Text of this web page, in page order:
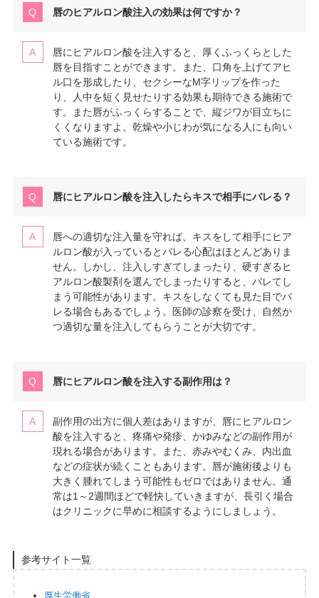
唇のヒアルロン酸注入の効果は何ですか？
唇にヒアルロン酸を注入すると、厚くふっくらとした
唇を目指すことができます。また、口角を上げてアヒ
ル口を形成したり、セクシーなM字リップを作った
り、人中を短く見せたりする効果も期待できる施術で
す。また唇がふっくらすることで、縦ジワが目立ちに
くくなりますよ。乾燥や小じわが気になる人にも向い
ている施術です。
唇にヒアルロン酸を注入したらキスで相手にバレる？
唇への適切な注入量を守れば、キスをして相手にヒア
ルロン酸が入っているとバレる心配はほとんどありま
せん。しかし、注入しすぎてしまったり、硬すぎるヒ
アルロン酸製剤を選んでしまったりすると、バレてし
まう可能性があります。キスをしなくても見た目でバ
レる場合もあるでしょう。医師の診察を受け、自然か
つ適切な量を注入してもらうことが大切です。
唇にヒアルロン酸を注入する副作用は？
副作用の出方に個人差はありますが、唇にヒアルロン
酸を注入すると、疼痛や発疹、かゆみなどの副作用が
現れる場合があります。また、赤みやむくみ、内出血
などの症状が続くこともあります。唇が施術後よりも
大きく腫れてしまう可能性もゼロではありません。通
常は1～2週間ほどで軽快していきますが、長引く場合
はクリニックに早めに相談するようにしましょう。
参考サイト一覧
厚生労働省